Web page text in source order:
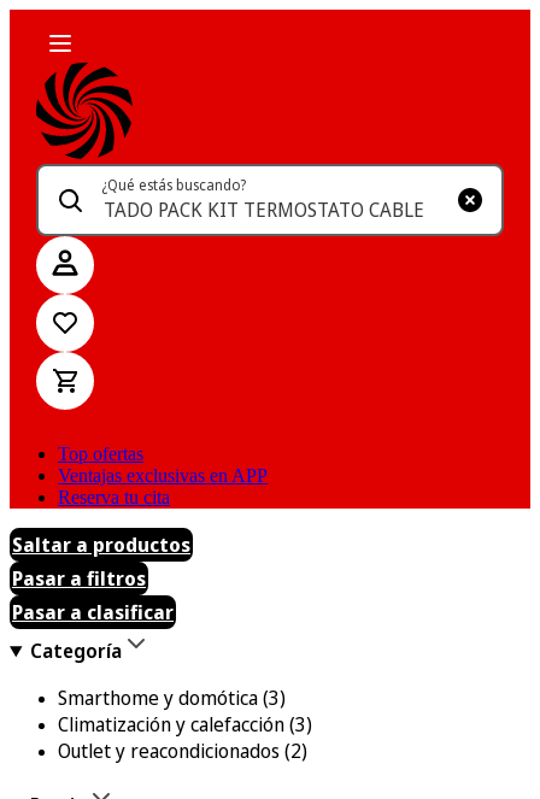
¿Qué estás buscando?
Top ofertas
Ventajas exclusivas en APP
Reserva tu cita
Saltar a productos
Pasar a filtros
Pasar a clasificar
Categoría
Smarthome y domótica(3)
Climatización y calefacción(3)
Outlet y reacondicionados (2)